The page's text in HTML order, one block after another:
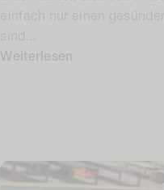
Weiterlesen